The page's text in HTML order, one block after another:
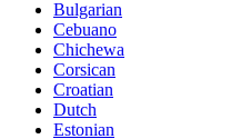
Bulgarian
Cebuano
Chichewa
Corsican
Croatian
Dutch
Estonian